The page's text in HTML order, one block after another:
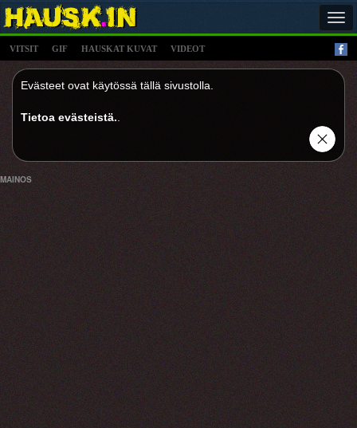
VITSIT GIF HAUSKAT KUVAT VIDEOT
Evästeet ovat käytössä tällä sivustolla.
Tietoa evästeistä.
MAINOS